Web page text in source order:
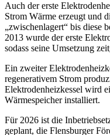
Auch der erste
Strom Wärme erzeugt und
„zwischenlagert“ bis diese
2013 wurde der erste
sodass seine Umsetzung
Ein zweiter
regenerativem Strom
Elektrodenheizkessel wird
Wärmespeicher installiert.
Für 2026 ist die
geplant, die Flensburger